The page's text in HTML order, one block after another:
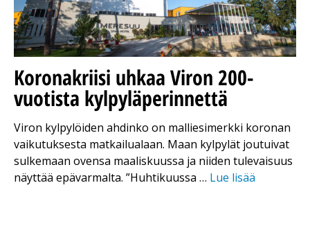
Koronakriisi uhkaa Viron 200-
vuotista kylpyläperinnettä
Viron kylpylöiden ahdinko on malliesimerkki koronan
vaikutuksesta matkailualaan. Maan kylpylät joutuivat
sulkemaan ovensa maaliskuussa ja niiden tulevaisuus
näyttää epävarmalta. ”Huhtikuussa … Lue lisää